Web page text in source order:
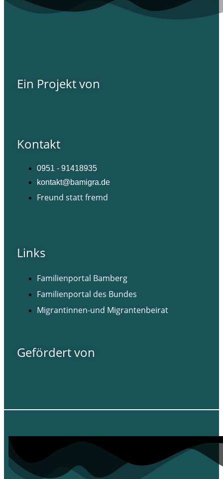
Ein Projekt von
Kontakt
0951 - 91418935
kontakt@bamigra.de
Freund statt fremd
Links
Familienportal Bamberg
Familienportal des Bundes
Migrantinnen-und Migrantenbeirat
Gefördert von